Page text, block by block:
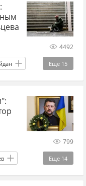
4492
Еще 15
799
Еще 14